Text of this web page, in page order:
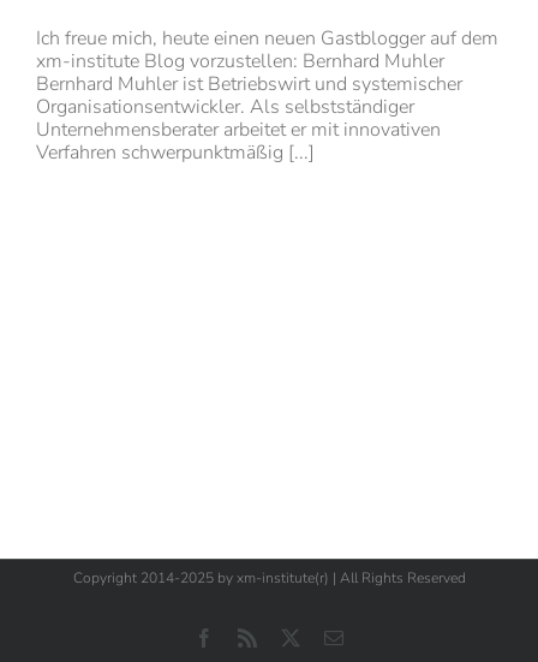
Ich freue mich, heute einen neuen Gastblogger auf dem
xm-institute Blog vorzustellen: Bernhard Muhler
Bernhard Muhler ist Betriebswirt und systemischer
Organisationsentwickler. Als selbstständiger
Unternehmensberater arbeitet er mit innovativen
Verfahren schwerpunktmäßig [...]
Copyright 2014-2025 by xm-institute(r) | All Rights Reserved
Facebook
Rss
E-